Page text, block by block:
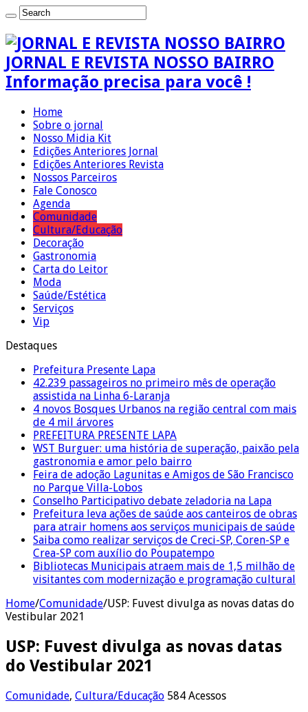
JORNAL E REVISTA NOSSO BAIRRO
Informação precisa para você !
Home
Sobre o jornal
Nosso Midia Kit
Edições Anteriores Jornal
Edições Anteriores Revista
Nossos Parceiros
Fale Conosco
Agenda
Comunidade
Cultura/Educação
Decoração
Gastronomia
Carta do Leitor
Moda
Saúde/Estética
Serviços
Vip
Destaques
Prefeitura Presente Lapa
42.239 passageiros no primeiro mês de operação
assistida na Linha 6-Laranja
4 novos Bosques Urbanos na região central com mais
de 4 mil árvores
PREFEITURA PRESENTE LAPA
WST Burguer: uma história de superação, paixão pela
gastronomia e amor pelo bairro
Feira de adoção Lagunitas e Amigos de São Francisco
no Parque Villa-Lobos
Conselho Participativo debate zeladoria na Lapa
Prefeitura leva ações de saúde aos canteiros de obras
para atrair homens aos serviços municipais de saúde
Saiba como realizar serviços de Creci-SP, Coren-SP e
Crea-SP com auxílio do Poupatempo
Bibliotecas Municipais atraem mais de 1,5 milhão de
visitantes com modernização e programação cultural
Home/Comunidade/USP: Fuvest divulga as novas datas do
Vestibular 2021
USP: Fuvest divulga as novas datas
do Vestibular 2021
Comunidade, Cultura/Educação 584 Acessos